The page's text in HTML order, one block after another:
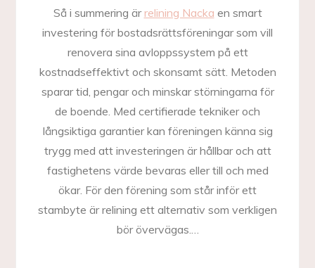
Så i summering ärrelining Nacka en smart
investering för bostadsrättsföreningar som vill
renovera sina avloppssystem på ett
kostnadseffektivt och skonsamt sätt. Metoden
sparar tid, pengar och minskar störningarna för
de boende. Med certifierade tekniker och
långsiktiga garantier kan föreningen känna sig
trygg med att investeringen är hållbar och att
fastighetens värde bevaras eller till och med
ökar. För den förening som står inför ett
stambyte är relining ett alternativ som verkligen
bör övervägas.…